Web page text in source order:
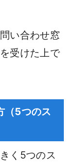
い合わせ窓
受けた上で
（5つのス
く5つのス